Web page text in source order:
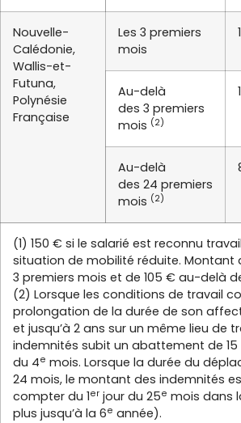
Nouvelle-
Calédonie,
Wallis-et-
Futuna,
Polynésie
Française
Les 3 premiers
mois
Au-delà
des 3 premiers
mois (2)
Au-delà
des 24 premiers
mois (2)
(1) 150 € si le salarié est reconnu
situation de mobilité réduite. Montant
3 premiers mois et de 105 € au-delà
(2) Lorsque les conditions de travail
prolongation de la durée de son
et jusqu’à 2 ans sur un même lieu de
indemnités subit un abattement de 15
du 4e mois. Lorsque la durée du
24 mois, le montant des indemnités
compter du 1er jour du 25e mois dans
plus jusqu’à la 6e année).